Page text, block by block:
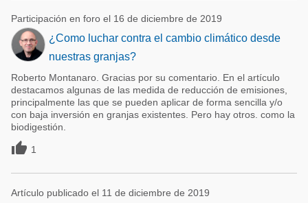
Participación en foro el 16 de diciembre de 2019
¿Como luchar contra el cambio climático desde
nuestras granjas?
Roberto Montanaro. Gracias por su comentario. En el artículo
destacamos algunas de las medida de reducción de emisiones,
principalmente las que se pueden aplicar de forma sencilla y/o
con baja inversión en granjas existentes. Pero hay otros. como la
biodigestión.
 1
Artículo publicado el 11 de diciembre de 2019